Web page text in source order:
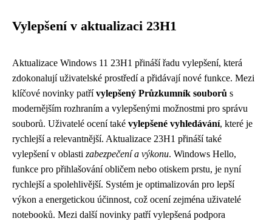
Vylepšení v aktualizaci 23H1
Aktualizace Windows 11 23H1 přináší řadu vylepšení, která
zdokonalují uživatelské prostředí a přidávají nové funkce. Mezi
klíčové novinky patřívylepšený Průzkumník souborů s
modernějším rozhraním a vylepšenými možnostmi pro správu
souborů. Uživatelé ocení také vylepšené vyhledávání, které je
rychlejší a relevantnější. Aktualizace 23H1 přináší také
vylepšení v oblasti zabezpečení a výkonu. Windows Hello,
funkce pro přihlašování obličem nebo otiskem prstu, je nyní
rychlejší a spolehlivější. Systém je optimalizován pro lepší
výkon a energetickou účinnost, což ocení zejména uživatelé
notebooků. Mezi další novinky patří vylepšená podpora